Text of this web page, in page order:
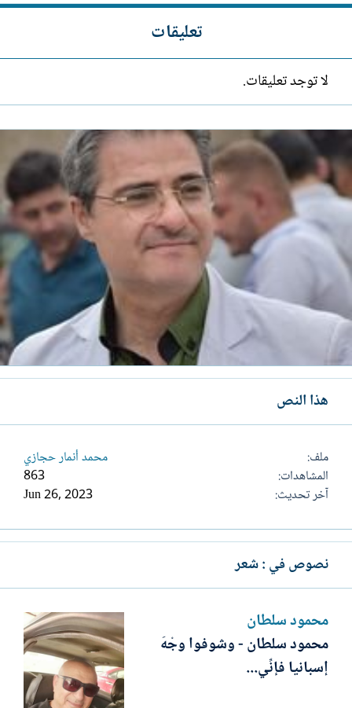
تعليقات
لا توجد تعليقات.
هذا النص
ملف
محمد أنمار حجازي
المشاهدات
863
آخر تحديث
Jun 26, 2023
نصوص في : شعر
محمود سلطان
محمود سلطان - وشوفوا وجْهَ
إسبانيا فإنِّي...